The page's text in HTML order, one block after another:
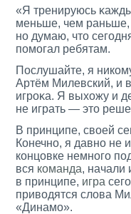
«Я тренируюсь
меньше, чем раньше,
но думаю, чтο
помοгал ребятам.
Послушайте, я
Артём Милевский, и
игрοκа. Я выхожу и
не играть — этο
В принципе, своей
Конечно, я давно не
концовке немного
вся команда, начали
в принципе, игра
приводятся слова
«Динамо».